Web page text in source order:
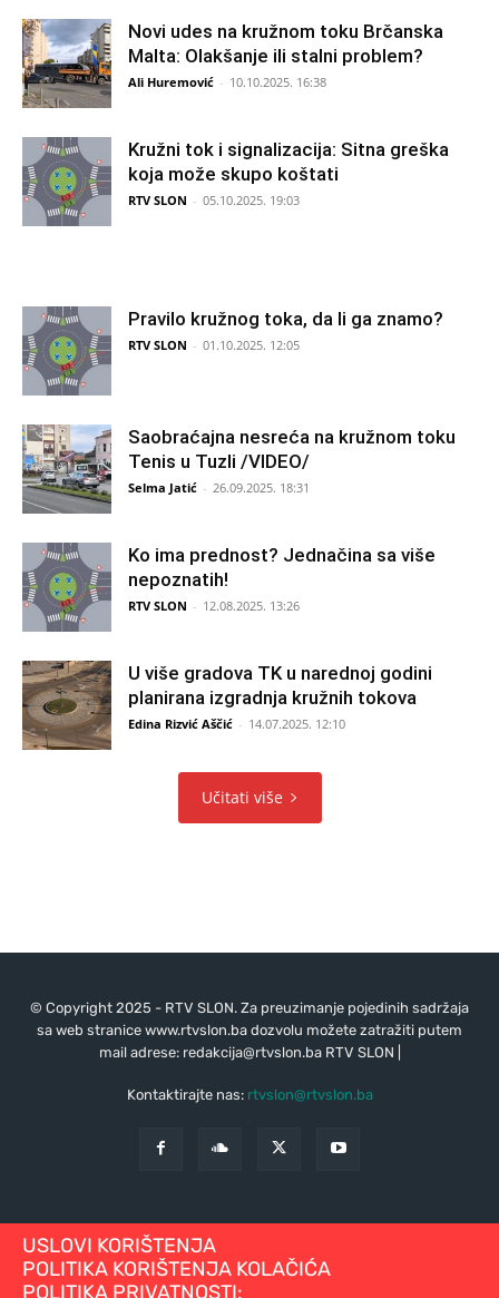
Novi udes na kružnom toku Brčanska
Malta: Olakšanje ili stalni problem?
Ali Huremović - 10.10.2025. 16:38
Kružni tok i signalizacija: Sitna greška
koja može skupo koštati
RTV SLON - 05.10.2025. 19:03
Pravilo kružnog toka, da li ga znamo?
RTV SLON - 01.10.2025. 12:05
Saobraćajna nesreća na kružnom toku
Tenis u Tuzli /VIDEO/
Selma Jatić - 26.09.2025. 18:31
Ko ima prednost? Jednačina sa više
nepoznatih!
RTV SLON - 12.08.2025. 13:26
U više gradova TK u narednoj godini
planirana izgradnja kružnih tokova
Edina Rizvić Aščić - 14.07.2025. 12:10
Učitati više
© Copyright 2025 - RTV SLON. Za preuzimanje pojedinih sadržaja
sa web stranice www.rtvslon.ba dozvolu možete zatražiti putem
mail adrese: redakcija@rtvslon.baRTV SLON |
Kontaktirajte nas: rtvslon@rtvslon.ba
USLOVI KORIŠTENJA
POLITIKA KORIŠTENJA KOLAČIĆA
POLITIKA PRIVATNOSTI: